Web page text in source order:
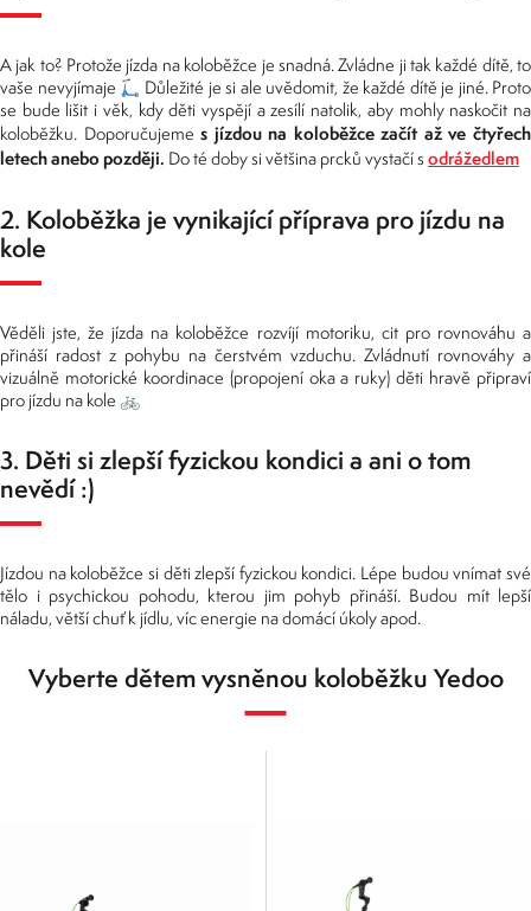
A jak to? Protože jízda na koloběžce je snadná. Zvládne ji tak každé dítě, to
vaše nevyjímaje 🛴 Důležité je si ale uvědomit, že každé dítě je jiné. Proto
se bude lišit i věk, kdy děti vyspějí a zesílí natolik, aby mohly naskočit na
koloběžku. Doporučujemes jízdou na koloběžce začít až ve čtyřech
letech anebo později. Do té doby si většina prcků vystačí s odrážedlem
2. Koloběžka je vynikající příprava pro jízdu na
kole
Věděli jste, že jízda na koloběžce rozvíjí motoriku, cit pro rovnováhu a
přináší radost z pohybu na čerstvém vzduchu. Zvládnutí rovnováhy a
vizuálně motorické koordinace (propojení oka a ruky) děti hravě připraví
pro jízdu na kole 🚲
3. Děti si zlepší fyzickou kondici a ani o tom
nevědí :)
Jízdou na koloběžce si děti zlepší fyzickou kondici. Lépe budou vnímat své
tělo i psychickou pohodu, kterou jim pohyb přináší. Budou mít lepší
náladu, větší chuť k jídlu, víc energie na domácí úkoly apod.
Vyberte dětem vysněnou koloběžku Yedoo